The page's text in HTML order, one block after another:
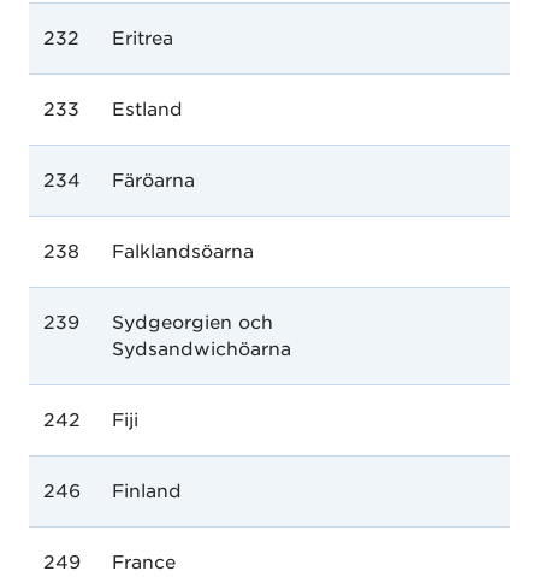
232 Eritrea
233 Estland
234 Färöarna
238 Falklandsöarna
239
Sydgeorgien och
Sydsandwichöarna
242 Fiji
246 Finland
249
France